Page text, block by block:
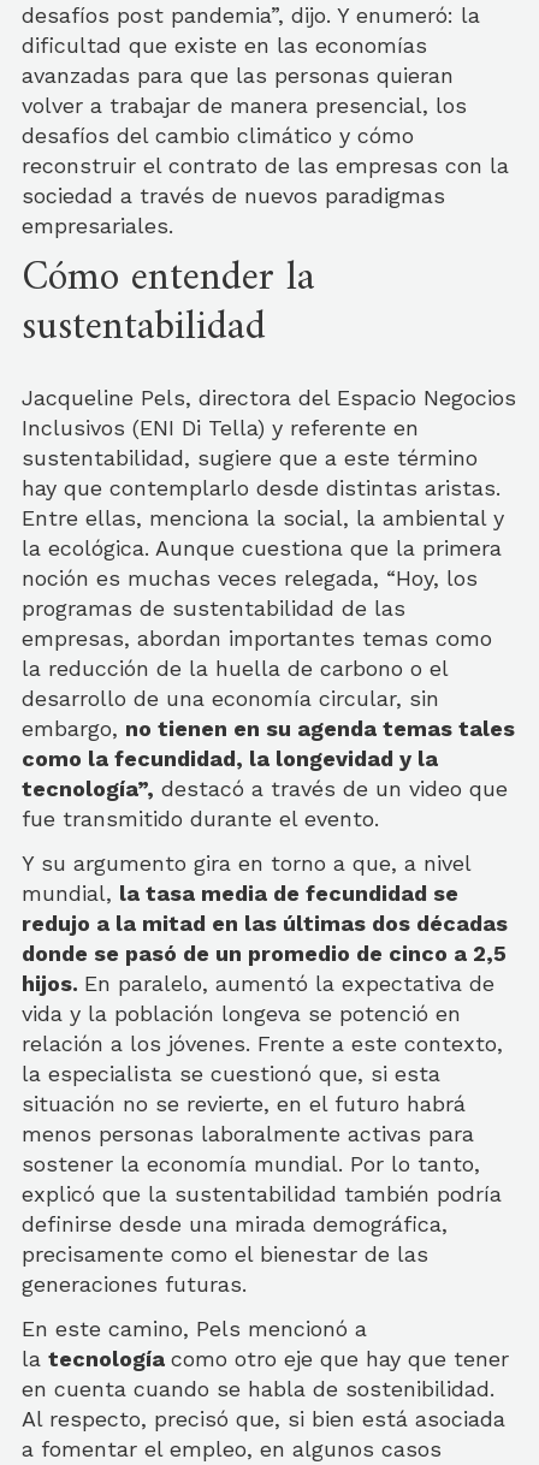
desafíos post pandemia”, dijo. Y enumeró: la
dificultad que existe en las economías
avanzadas para que las personas quieran
volver a trabajar de manera presencial, los
desafíos del cambio climático y cómo
reconstruir el contrato de las empresas con la
sociedad a través de nuevos paradigmas
empresariales.
Cómo entender la
sustentabilidad
Jacqueline Pels, directora del Espacio Negocios
Inclusivos (ENI Di Tella) y referente en
sustentabilidad, sugiere que a este término
hay que contemplarlo desde distintas aristas.
Entre ellas, menciona la social, la ambiental y
la ecológica. Aunque cuestiona que la primera
noción es muchas veces relegada, “Hoy, los
programas de sustentabilidad de las
empresas, abordan importantes temas como
la reducción de la huella de carbono o el
desarrollo de una economía circular, sin
embargo, no tienen en su agenda temas tales
como la fecundidad, la longevidad y la
tecnología”, destacó a través de un video que
fue transmitido durante el evento.
Y su argumento gira en torno a que, a nivel
mundial, la tasa media de fecundidad se
redujo a la mitad en las últimas dos décadas
donde se pasó de un promedio de cinco a 2,5
hijos. En paralelo, aumentó la expectativa de
vida y la población longeva se potenció en
relación a los jóvenes. Frente a este contexto,
la especialista se cuestionó que, si esta
situación no se revierte, en el futuro habrá
menos personas laboralmente activas para
sostener la economía mundial. Por lo tanto,
explicó que la sustentabilidad también podría
definirse desde una mirada demográfica,
precisamente como el bienestar de las
generaciones futuras.
En este camino, Pels mencionó a
la tecnología como otro eje que hay que tener
en cuenta cuando se habla de sostenibilidad.
Al respecto, precisó que, si bien está asociada
a fomentar el empleo, en algunos casos